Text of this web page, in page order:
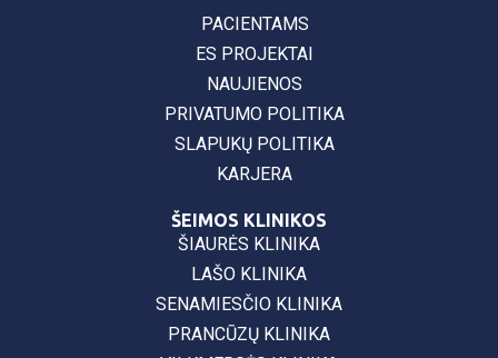
PACIENTAMS
ES PROJEKTAI
NAUJIENOS
PRIVATUMO POLITIKA
SLAPUKŲ POLITIKA
KARJERA
ŠEIMOS KLINIKOS
ŠIAURĖS KLINIKA
LAŠO KLINIKA
SENAMIESČIO KLINIKA
PRANCŪZŲ KLINIKA